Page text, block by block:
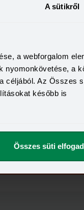
A sütikről
a webforgalom
nyomonkövetése, a
céljából. Az Összes
később is
Összes süti
FELTÉTELEI
szeretnék
3
350
szeretnék